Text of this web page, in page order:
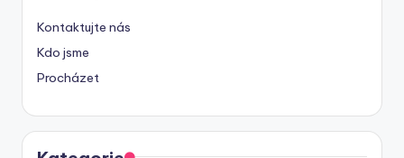
Kontaktujte nás
Kdo jsme
Procházet